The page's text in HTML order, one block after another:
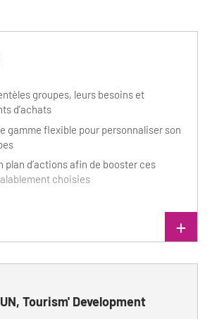
professionnelles
et Normes
de handicap
accessible?
et évènementielles
groupes, leurs besoins et
d’achats
gamme flexible pour personnaliser son
plan d’actions afin de booster ces
choisies
Tourism' Development